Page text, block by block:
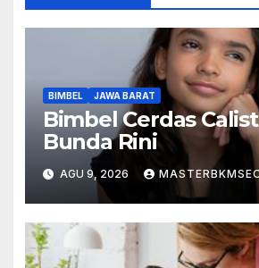
BIMBEL JAWA BARAT
Bimbel Cerdas
Bunda Rini
AGU 9, 2026